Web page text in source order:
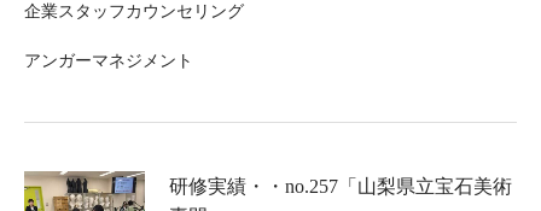
企業スタッフカウンセリング
アンガーマネジメント
研修実績・・no.257「山梨県立宝石美術